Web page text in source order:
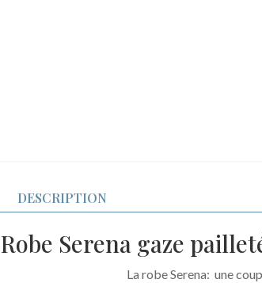
DESCRIPTION
Robe Serena gaze
La robe Serena: une